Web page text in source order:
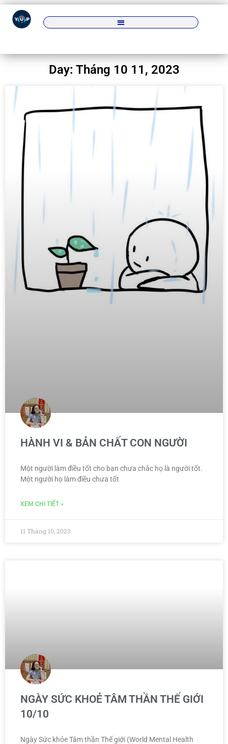
Day: Tháng 10 11, 2023
HÀNH VI & BẢN CHẤT CON NGƯỜI
Một người làm điều tốt cho bạn chưa chắc họ là người tốt.
Một người họ làm điều chưa tốt
XEM CHI TIẾT »
11 Tháng 10, 2023
NGÀY SỨC KHOẺ TÂM THẦN THẾ GIỚI
10/10
Ngày Sức khỏe Tâm thần Thế giới (World Mental Health